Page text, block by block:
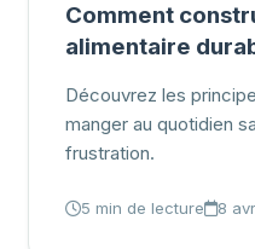
Comment
alimentaire
Découvrez les
manger au quotidien
frustration.
5 min de lecture 8